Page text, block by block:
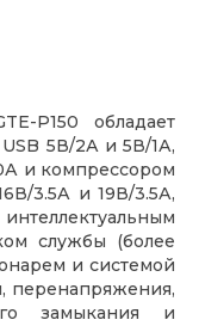
P150 обладает
5В/2А и 5В/1А,
и компрессором
3.5А и 19В/3.5А,
службы (более
и системой
перенапряжения,
замыкания и